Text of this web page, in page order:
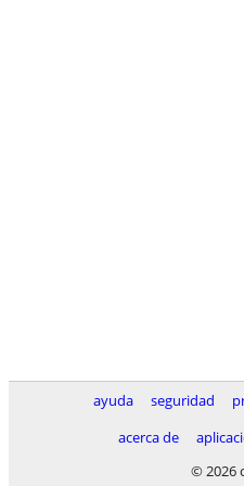
ayuda seguridad
acerca de
© 2026